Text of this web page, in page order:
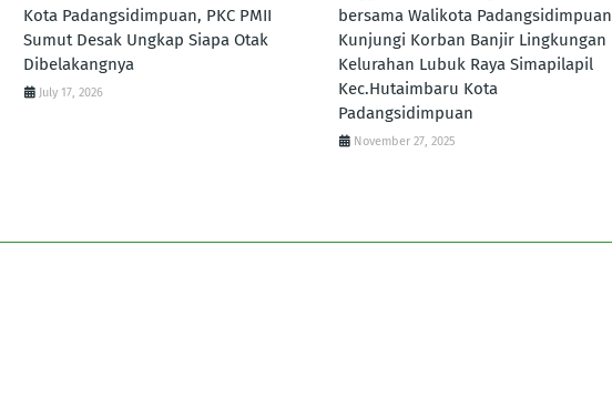
Kota Padangsidimpuan, PKC PMII
Sumut Desak Ungkap Siapa Otak
Dibelakangnya
July 17, 2026
bersama Walikota Padangsidimpuan
Kunjungi Korban Banjir Lingkungan
Kelurahan Lubuk Raya Simapilapil
Kec.Hutaimbaru Kota
Padangsidimpuan
November 27, 2025